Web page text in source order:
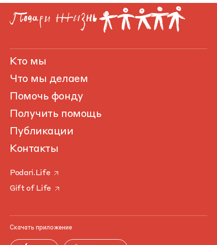
Кто мы
Что мы делаем
Помочь фонду
Получить помощь
Публикации
Контакты
Podari.Life
Gift of Life
Скачать приложение